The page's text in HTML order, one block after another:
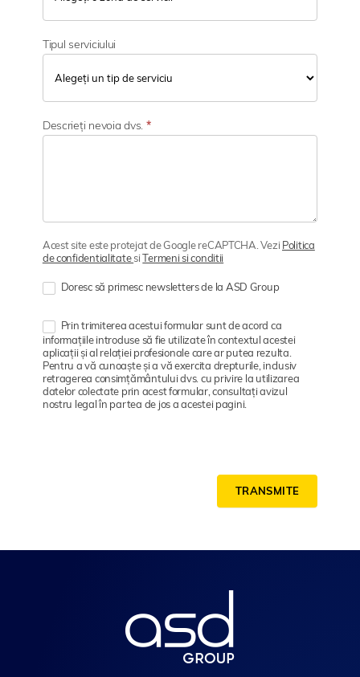
Tipul serviciului
Descrieți nevoia dvs. *
Acest site este protejat de Google reCAPTCHA. VeziPolitica
de confidentialitatesiTermeni si conditii
Doresc să primesc newsletters de la ASD Group
Prin trimiterea acestui formular sunt de acord ca
informațiile introduse să fie utilizate în contextul acestei
aplicații și al relației profesionale care ar putea rezulta.
Pentru a vă cunoaște și a vă exercita drepturile, inclusiv
retragerea consimțământului dvs. cu privire la utilizarea
datelor colectate prin acest formular, consultați avizul
nostru legal în partea de jos a acestei pagini.
TRANSMITE